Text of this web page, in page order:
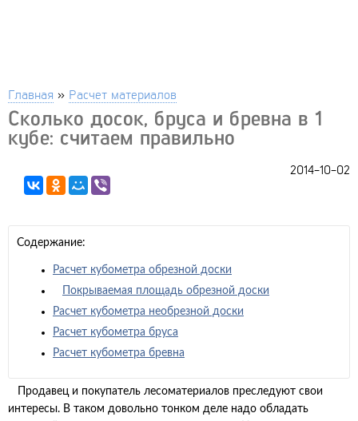
Главная » Расчет материалов
Сколько досок, бруса и бревна в 1
кубе: считаем правильно
2014-10-02
Содержание:
Расчет кубометра обрезной доски
Покрываемая площадь обрезной доски
Расчет кубометра необрезной доски
Расчет кубометра бруса
Расчет кубометра бревна
Продавец и покупатель лесоматериалов преследуют свои
интересы. В таком довольно тонком деле надо обладать